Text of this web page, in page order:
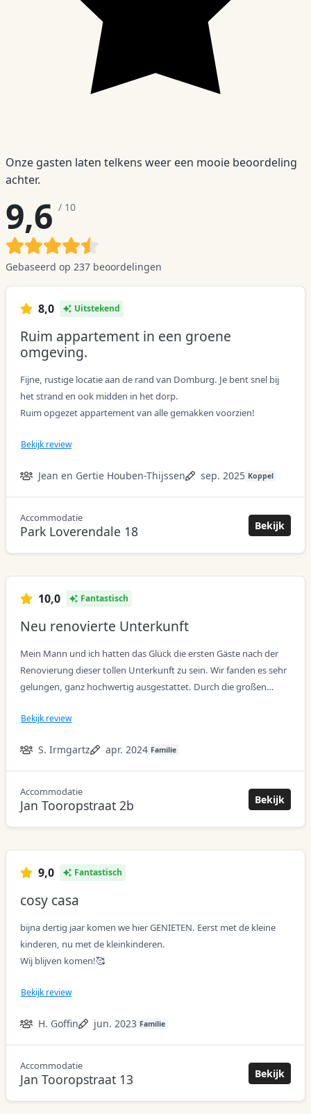
Onze gasten laten telkens weer een mooie beoordeling
achter.
9,6 / 10
Gebaseerd op 237 beoordelingen
8,0 Uitstekend
Ruim appartement in een groene
omgeving.
Fijne, rustige locatie aan de rand van Domburg. Je bent snel bij
het strand en ook midden in het dorp.
Ruim opgezet appartement van alle gemakken voorzien!
Bekijk review
Jean en Gertie Houben-Thijssen sep. 2025 Koppel
Park Loverendale 18
Accommodatie
Bekijk
10,0 Fantastisch
Neu renovierte Unterkunft
Mein Mann und ich hatten das Glück die ersten Gäste nach der
Renovierung dieser tollen Unterkunft zu sein. Wir fanden es sehr
gelungen, ganz hochwertig ausgestattet. Durch die großen
Abdunkeln bzw. Sichtschutz ist gegeben. Es gibt sehr viel
bietet alles um ein Frühstück zuzubereiten, Toaster, Nespresso,
Wasserkocher und Eierkocher sind vorhanden. Wir haben
unseren Aufenthalt sehr genossen und kommen hoffentlich bald
wieder. Vielen Dank liebe Esther, Grüße von Sandra und Michael.
Bekijk review
S. Irmgartz apr. 2024 Familie
Jan Tooropstraat 2b
Accommodatie
Bekijk
9,0 Fantastisch
cosy casa
bijna dertig jaar komen we hier GENIETEN. Eerst met de kleine
kinderen, nu met de kleinkinderen.
Wij blijven komen!🥰
Bekijk review
H. Goffin jun. 2023 Familie
Jan Tooropstraat 13
Accommodatie
Bekijk